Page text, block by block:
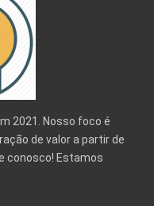
2021. Nosso foco é
de valor a partir de
conosco! Estamos